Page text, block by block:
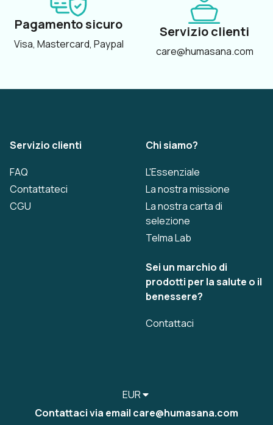
Pagamento sicuro
Visa, Mastercard, Paypal
Servizio clienti
care@humasana.com
Servizio clienti
FAQ
Contattateci
CGU
Chi siamo?
L'Essenziale
La nostra missione
La nostra carta di
selezione
Telma Lab
Sei un marchio di
prodotti per la salute o il
benessere?
Contattaci
EUR
Contattaci via email care@humasana.com